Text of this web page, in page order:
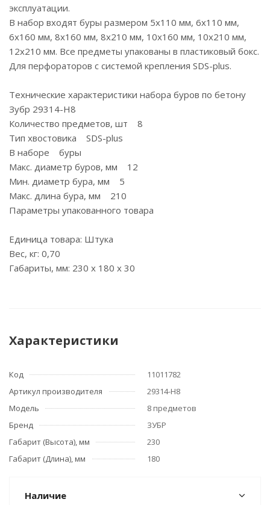
эксплуатации.
В набор входят буры размером 5х110 мм, 6х110 мм,
6х160 мм, 8х160 мм, 8х210 мм, 10х160 мм, 10х210 мм,
12х210 мм. Все предметы упакованы в пластиковый бокс.
Для перфораторов с системой крепления SDS-plus.
Технические характеристики набора буров по бетону
Зубр 29314-H8
Количество предметов, шт 8
Тип хвостовика SDS-plus
В наборе буры
Макс. диаметр буров, мм 12
Мин. диаметр бура, мм 5
Макс. длина бура, мм 210
Параметры упакованного товара
Единица товара: Штука
Вес, кг: 0,70
Габариты, мм: 230 x 180 x 30
Характеристики
Код
11011782
Артикул производителя
29314-H8
Модель
8 предметов
Бренд
ЗУБР
Габарит (Высота), мм
230
Габарит (Длина), мм
180
Наличие